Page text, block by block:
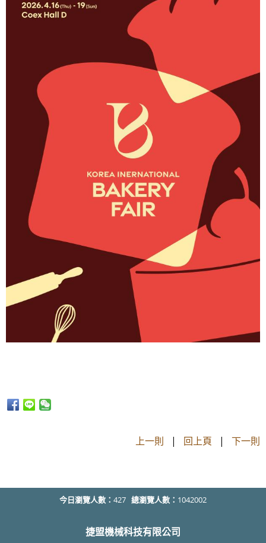
上一則 | 回上頁 | 下一則
今日瀏覽人數： 427 總瀏覽人數： 1042002
捷盟機械科技有限公司